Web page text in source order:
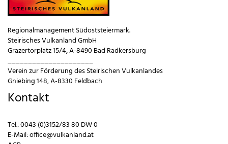
Regionalmanagement Südoststeiermark.
Steirisches Vulkanland GmbH
Grazertorplatz 15/4, A-8490 Bad Radkersburg
_____________________
Verein zur Förderung des Steirischen Vulkanlandes
Gniebing 148, A-8330 Feldbach
Kontakt
Tel.:0043 (0)3152/83 80 DW 0
E-Mail:office@vulkanland.at